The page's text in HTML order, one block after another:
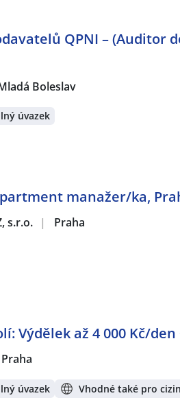
QPNI – (Auditor
Boleslav
úvazek
manažer/ka,
s.r.o. | Praha
Výdělek až 4 000 Kč/
Praha
úvazek Vhodné také pro